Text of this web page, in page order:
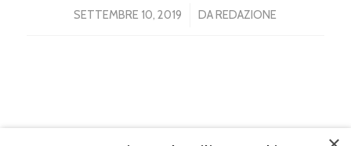
SETTEMBRE 10, 2019
/ DAREDAZIONE